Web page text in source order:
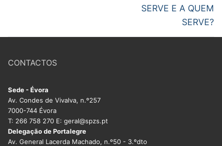
SERVE E A QUEM
SERVE?
CONTACTOS
Sede - Évora
Av. Condes de Vivalva, n.º257
7000-744 Évora
T: 266 758 270 E: geral@spzs.pt
Delegação de Portalegre
Av. General Lacerda Machado, n.º50 - 3.ºdto